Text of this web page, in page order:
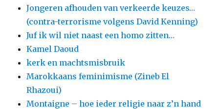
Jongeren afhouden van verkeerde keuzes…
(contra-terrorisme volgens David Kenning)
Juf ik wil niet naast een homo zitten…
Kamel Daoud
kerk en machtsmisbruik
Marokkaans feminimisme (Zineb El
Rhazoui)
Montaigne – hoe ieder religie naar z’n hand